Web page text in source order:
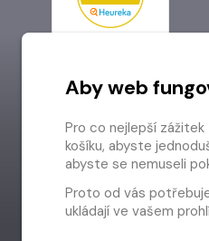
Aby web
Pro co nejlepší
košíku, abyste
abyste se nemuseli
Proto od vás
ukládají ve vašem